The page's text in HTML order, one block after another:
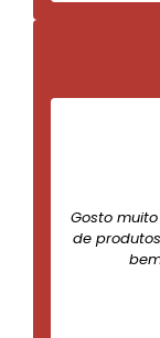
Gosto
de